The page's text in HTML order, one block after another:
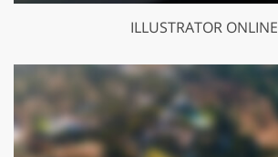
ILLUSTRATOR ONLINE